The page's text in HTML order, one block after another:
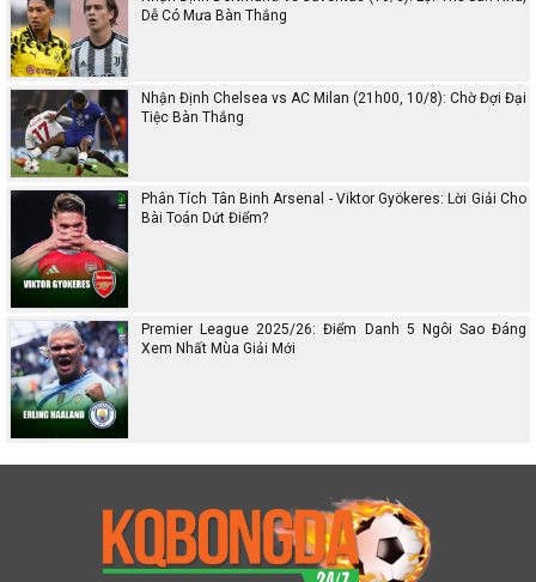
Dễ Có Mưa Bàn Thắng
Nhận Định Chelsea vs AC Milan (21h00, 10/8): Chờ Đợi Đại
Tiệc Bàn Thắng
Phân Tích Tân Binh Arsenal - Viktor Gyökeres: Lời Giải Cho
Bài Toán Dứt Điểm?
Premier League 2025/26: Điểm Danh 5 Ngôi Sao Đáng
Xem Nhất Mùa Giải Mới